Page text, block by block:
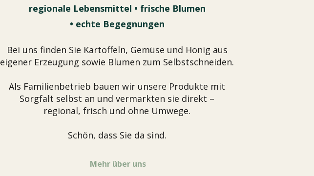
regionale Lebensmittel • frische Blumen
• echte Begegnungen
Bei uns finden Sie Kartoffeln, Gemüse und Honig aus
eigener Erzeugung sowie Blumen zum Selbstschneiden.
Als Familienbetrieb bauen wir unsere Produkte mit
Sorgfalt selbst an und vermarkten sie direkt –
regional, frisch und ohne Umwege.
Schön, dass Sie da sind.
Mehr über uns